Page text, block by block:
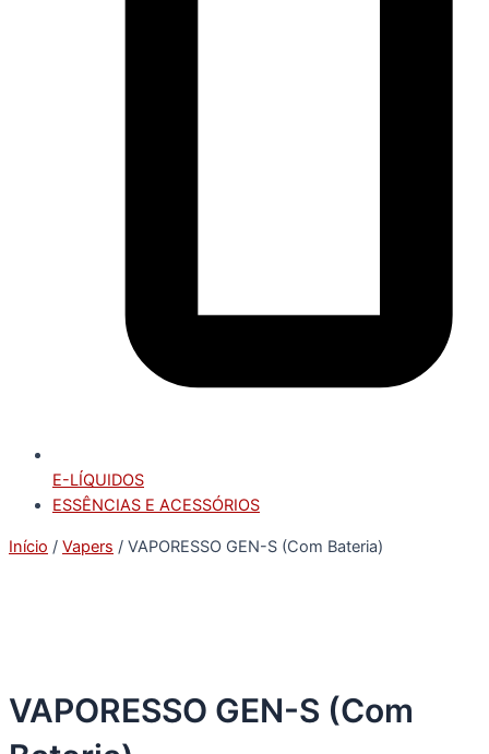
E-LÍQUIDOS
ESSÊNCIAS E ACESSÓRIOS
Início / Vapers / VAPORESSO GEN-S (Com Bateria)
VAPORESSO GEN-S (Com